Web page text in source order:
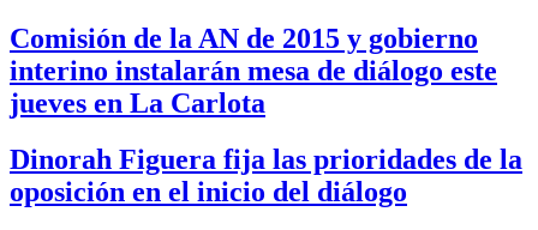
Comisión de la AN de 2015 y gobierno
interino instalarán mesa de diálogo este
jueves en La Carlota
Dinorah Figuera fija las prioridades de la
oposición en el inicio del diálogo